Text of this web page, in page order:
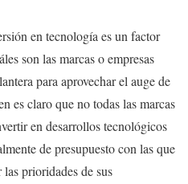
en tecnología es un factor
son las marcas o empresas
para aprovechar el auge de
es claro que no todas las marcas
en desarrollos tecnológicos
de presupuesto con las que
prioridades de sus